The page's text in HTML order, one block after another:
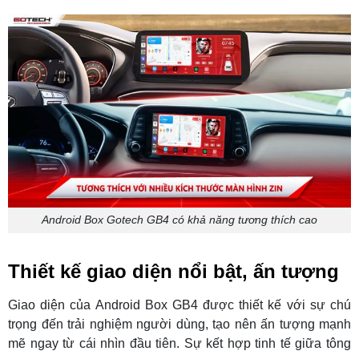
Android Box Gotech GB4 có khả năng tương thích cao
Thiết kế giao diện nổi bật, ấn tượng
Giao diện của Android Box GB4 được thiết kế với sự chú
trọng đến trải nghiệm người dùng, tạo nên ấn tượng mạnh
mẽ ngay từ cái nhìn đầu tiên. Sự kết hợp tinh tế giữa tông